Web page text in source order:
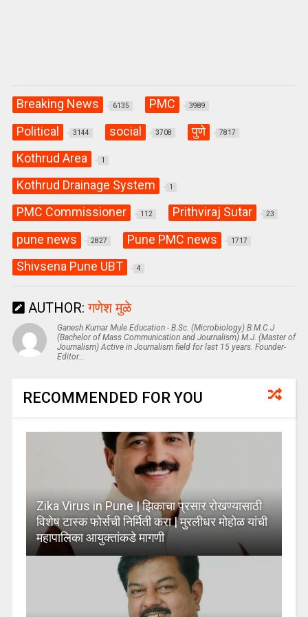
Breaking News 6135 PMC 3989
Political 3144 social 3708 पुणे 7817
Kothrud Area 1
Kothrud Drainage System 1
PMC Commissioner 112 Prithviraj Sutar 23
pune news 2827 Pune PMC news 1717
Shivsena Pune UBT 4
AUTHOR:गणेश मुळे
Ganesh Kumar Mule Education - B.Sc. (Microbiology) B.M.C.J
(Bachelor of Mass Communication and Journalism) M.J. (Master of
Journalism) Active in Journalism field for last 15 years. Founder-
Editor...
RECOMMENDED FOR YOU
Zika Virus in Pune | झिकाचा प्रसार रोखण्यासाठी
विशेष टास्क फोर्सची निर्मिती करा | मुरलीधर मोहोळ यांची
महापालिका आयुक्तांकडे मागणी